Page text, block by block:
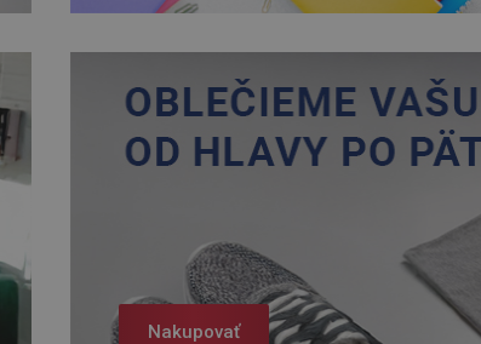
Nakupovať